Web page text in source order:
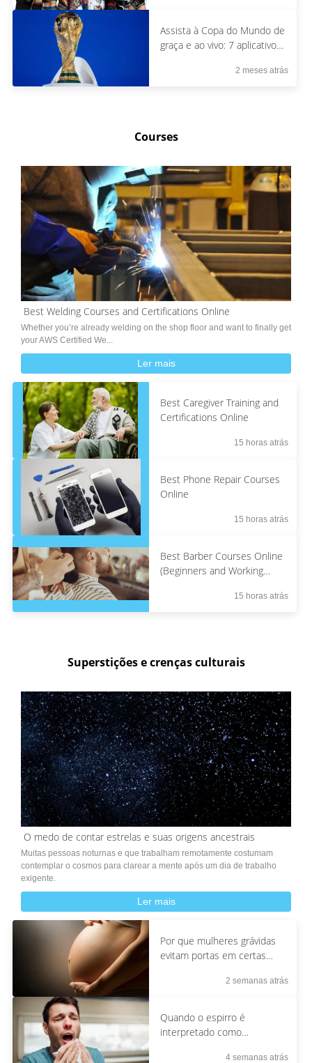
Assista à Copa do Mundo de
graça e ao vivo: 7 aplicativos
2 meses atrás
Courses
Best Welding Courses and Certifications Online
Whether you’re already welding on the shop floor and want to finally get
your AWS Certified We...
Ler mais
Best Caregiver Training and
Certifications Online
15 horas atrás
Best Phone Repair Courses
Online
15 horas atrás
Best Barber Courses Online
(Beginners and Working
15 horas atrás
Superstições e crenças culturais
O medo de contar estrelas e suas origens ancestrais
Muitas pessoas noturnas e que trabalham remotamente costumam
contemplar o cosmos para clarear a mente após um dia de trabalho
exigente.
Ler mais
Por que mulheres grávidas
evitam portas em certas
2 semanas atrás
Quando o espirro é
interpretado como
4 semanas atrás